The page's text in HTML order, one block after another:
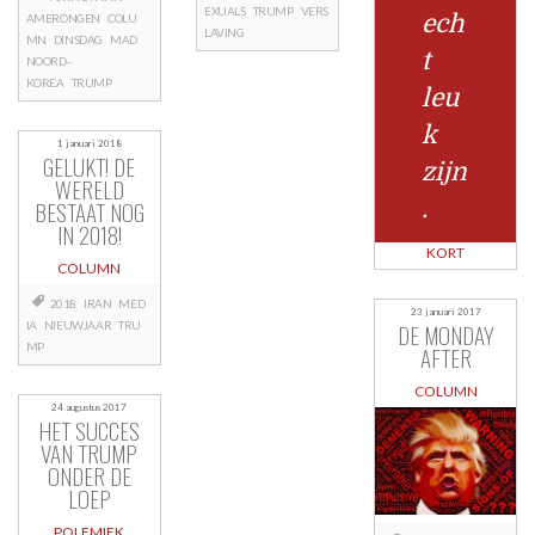
AMERONGEN COLU
MN
DINSDAG
MAD
NOORD-
KOREA TRUMP
1 januari 2018
GELUKT! DE
WERELD
BESTAAT NOG
IN 2018!
COLUMN
2018 IRAN MED
IA
NIEUWJAAR TRU
MP
24 augustus 2017
HET SUCCES
VAN TRUMP
ONDER DE
LOEP
EXUALS TRUMP VERS
LAVING
ech
t
leu
k
zijn
.
KORT
23 januari 2017
DE MONDAY
AFTER
COLUMN